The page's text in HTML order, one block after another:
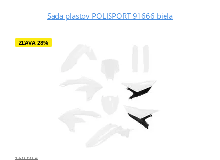
Sada plastov POLISPORT 91666 biela
ZĽAVA 28%